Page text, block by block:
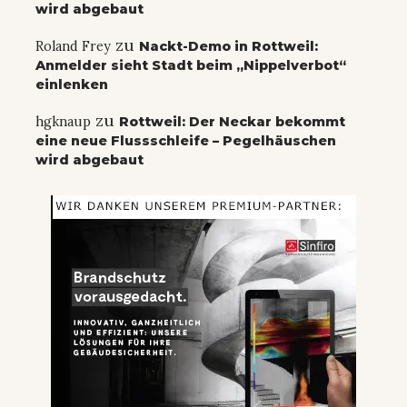
wird abgebaut
Roland Frey zu Nackt-Demo in Rottweil:
Anmelder sieht Stadt beim „Nippelverbot“
einlenken
hgknaup zu Rottweil: Der Neckar bekommt
eine neue Flussschleife – Pegelhäuschen
wird abgebaut